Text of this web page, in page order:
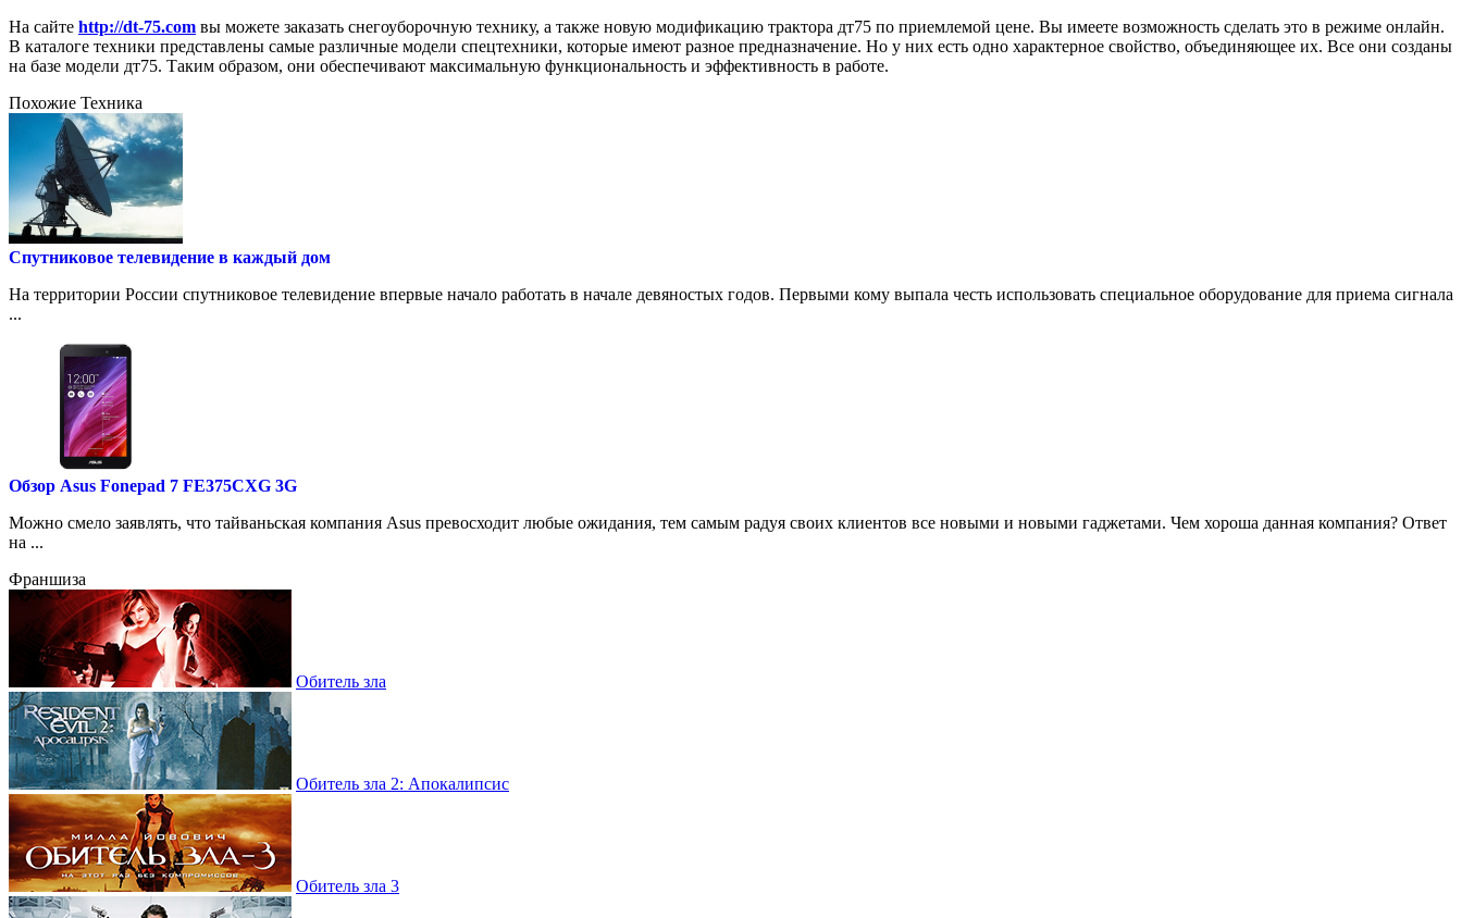
На сайте http://dt-75.com вы можете заказать снегоуборочную технику, а также новую модификацию трактора дт75 по приемлемой цене. Вы имеете возможность сделать это в режиме онлайн.
В каталоге техники представлены самые различные модели спецтехники, которые имеют разное предназначение. Но у них есть одно характерное свойство, объединяющее их. Все они созданы
на базе модели дт75. Таким образом, они обеспечивают максимальную функциональность и эффективность в работе.
Похожие Техника
Спутниковое телевидение в каждый дом
На территории России спутниковое телевидение впервые начало работать в начале девяностых годов. Первыми кому выпала честь использовать специальное оборудование для приема сигнала
...
Обзор Asus Fonepad 7 FE375CXG 3G
Можно смело заявлять, что тайваньская компания Asus превосходит любые ожидания, тем самым радуя своих клиентов все новыми и новыми гаджетами. Чем хороша данная компания? Ответ
на ...
Франшиза
Обитель зла
Обитель зла 2: Апокалипсис
Обитель зла 3